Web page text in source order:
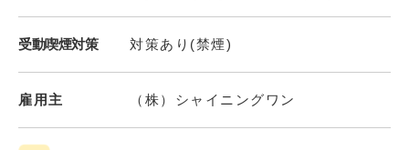
受動喫煙対策 対策あり(禁煙)
雇用主 （株）シャイニングワン